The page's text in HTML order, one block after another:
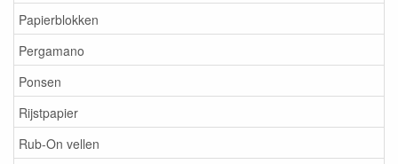
Papierblokken
Pergamano
Ponsen
Rijstpapier
Rub-On vellen